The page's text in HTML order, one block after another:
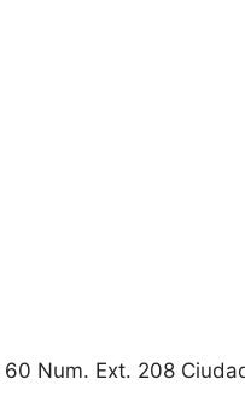
Num. Ext. 208